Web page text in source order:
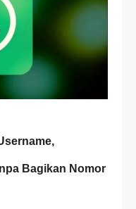
Bagikan Nomor